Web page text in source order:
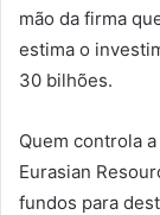
mão da firma
estima o
30 bilhões.
Quem controla
Eurasian
fundos para